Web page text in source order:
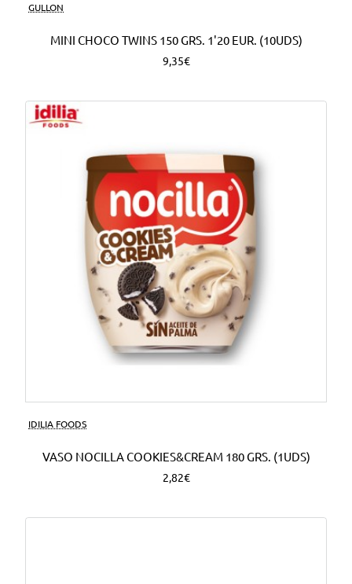
GULLON
MINI CHOCO TWINS 150 GRS. 1'20 EUR. (10UDS)
9,35€
IDILIA FOODS
VASO NOCILLA COOKIES&CREAM 180 GRS. (1UDS)
2,82€